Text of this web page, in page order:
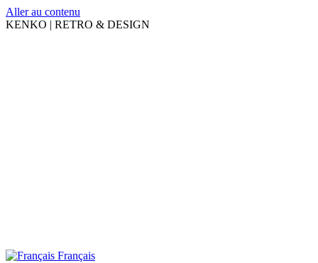
Aller au contenu
KENKO | RETRO & DESIGN
Français